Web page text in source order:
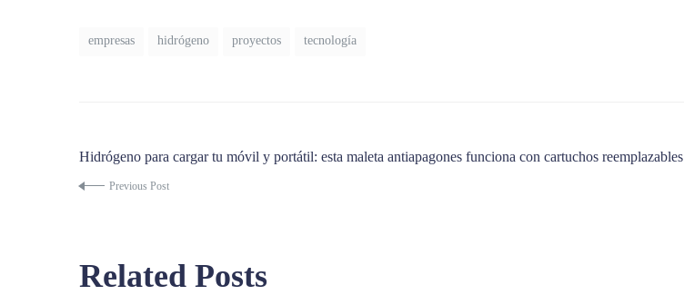
empresas hidrógeno proyectos tecnología
Hidrógeno para cargar tu móvil y portátil: esta maleta antiapagones funciona con cartuchos reemplazables
Previous Post
Related Posts